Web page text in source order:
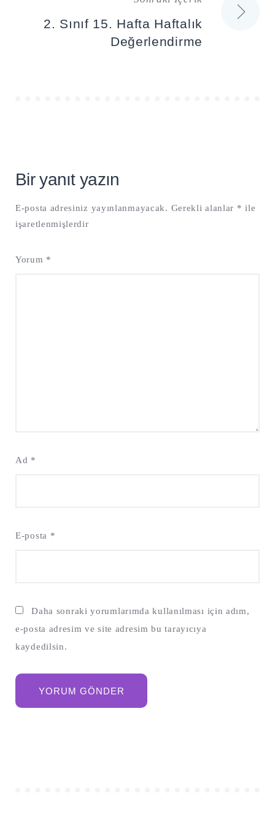
2. Sınıf 15. Hafta Haftalık
Değerlendirme
Bir yanıt yazın
E-posta adresiniz yayınlanmayacak. Gerekli alanlar * ile
işaretlenmişlerdir
Yorum *
Ad *
E-posta *
Daha sonraki yorumlarımda kullanılması için adım,
e-posta adresim ve site adresim bu tarayıcıya
kaydedilsin.